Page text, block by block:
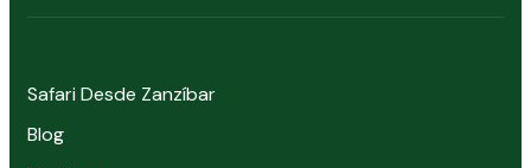
Safari Desde Zanzíbar
Blog